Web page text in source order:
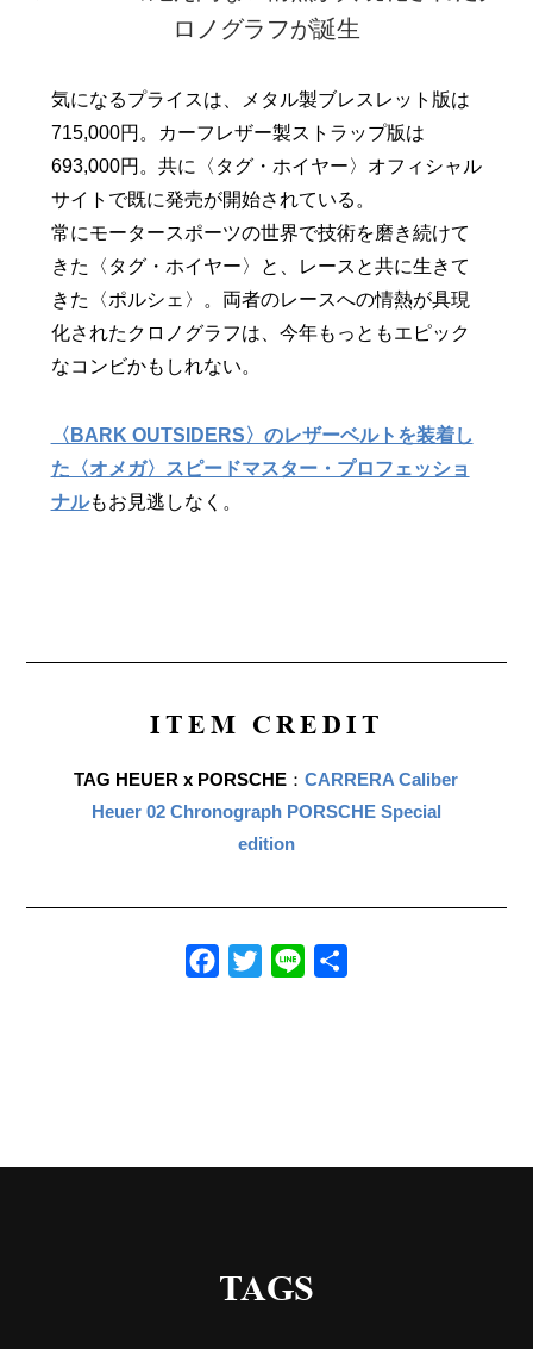
ロノグラフが誕生
気になるプライスは、メタル製ブレスレット版は
715,000円。カーフレザー製ストラップ版は
693,000円。共に〈タグ・ホイヤー〉オフィシャル
サイトで既に発売が開始されている。
常にモータースポーツの世界で技術を磨き続けて
きた〈タグ・ホイヤー〉と、レースと共に生きて
きた〈ポルシェ〉。両者のレースへの情熱が具現
化されたクロノグラフは、今年もっともエピック
なコンビかもしれない。
〈BARK OUTSIDERS〉のレザーベルトを装着し
た〈オメガ〉スピードマスター・プロフェッショ
ナルもお見逃しなく。
ITEM CREDIT
TAG HEUER x PORSCHE ：CARRERA Caliber
Heuer 02 Chronograph PORSCHE Special
edition
Facebook
Twitter Line
TAGS